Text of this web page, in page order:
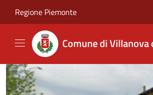
Regione Piemonte
Comune di Villanova